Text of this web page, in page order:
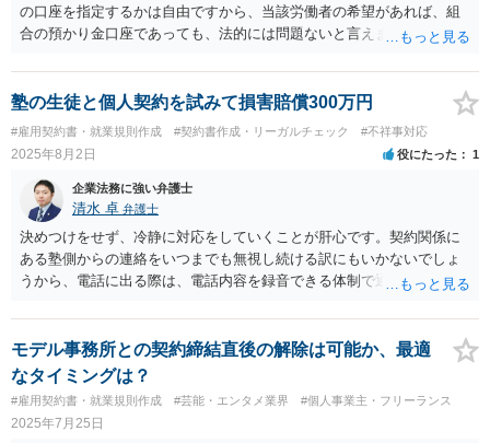
の口座を指定するかは自由ですから、当該労働者の希望があれば、組
合の預かり金口座であっても、法的には問題ないと言えます。 ただ
ると、場合によっては非弁の問題が生じる可能性が考えられます。
塾の生徒と個人契約を試みて損害賠償300万円
#雇用契約書・就業規則作成 #契約書作成・リーガルチェック #不祥事対応
2025年8月2日 役にたった 1
企業法務に強い弁護士
清水 卓 弁護士
決めつけをせず、冷静に対応をしていくことが肝心です。契約関係に
ある塾側からの連絡をいつまでも無視し続ける訳にもいかないでしょ
うから、電話に出る際は、電話内容を録音できる体制で通話に臨むこ
に終われば同じようなことをしないように心掛けて行かれればよろし
いでしょうし、塾側からの注意•指導程度で済む話かもしれません。
これに対し、あなたの想定していた方向の話（塾側からの契約解除、
競業避止や勧誘•引抜き禁止等の条項に違反したことを理由とする違約
金請求等）の場合には、塾側の主張を鵜呑みにぜず、その場で契約解
除や違約金の支払いを認めるような言動をしないように心掛けておき
モデル事務所との契約締結直後の解除は可能か、最適
なタイミングは？
#雇用契約書・就業規則作成 #芸能・エンタメ業界 #個人事業主・フリーランス
2025年7月25日